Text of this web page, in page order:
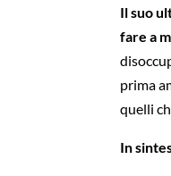
Il suo
fare a
prima
quelli
In